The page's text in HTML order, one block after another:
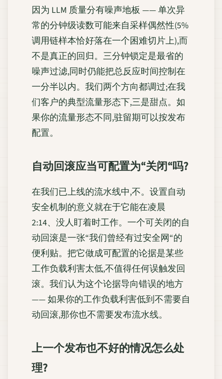
因为 LLM 质量分有噪声地板 —— 单次异
常的分钟级读数可能来自采样偶然性(5%
调用链样本恰好落在一个困难切片上),而
不是真正的回归。三分钟锁定是最省的
噪声过滤,同时仍能把总反应时间控制在
一分半以内。我们两个方向都调过;在我
们客户的典型流量形态下,三是甜点。如
果你的流量形态不同,驻留期可以按发布
配置。
自动回滚应当可配置为“关闭“吗?
在我们已上线的流水线中,不。设置自动
安全机制的意义就在于它能在凌晨
2:14、没人盯着时工作。一个可关闭的自
动回滚是一张“我们曾经有过安全网“的
便利贴。把它做成可配置的论据是某些
工作负载利害太低,不值得任何误触发回
滚。我们认为这个论据导向错误的地方
—— 如果你的工作负载利害低到不需要自
动回滚,那你也不需要发布流水线。
上一个发布也不好的情况怎么处
理?